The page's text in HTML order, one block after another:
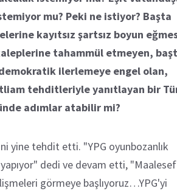
mu? Peki ne istiyor? Başta
kayıtsız şartsız boyun
tahammül etmeyen,
ilerlemeye engel olan,
tehditleriyle yanıtlayan bir
adımlar atabilir mi?
yine tehdit etti. "YPG oyunbozanlık
dedi ve devam etti,
görmeye başlıyoruz…YPG'yi